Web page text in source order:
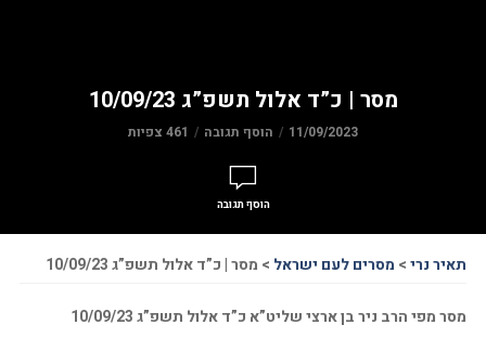
מסר | כ”ד אלול תשפ”ג 10/09/23
11/09/2023 הוסף תגובה 461 צפיות
הוסף תגובה
תאיר נרי> מסרים לעם ישראל > מסר | כ”ד אלול תשפ”ג 10/09/23
מסר מפי הרב ניר בן ארצי שליט”א כ”ד אלול תשפ”ג 10/09/23